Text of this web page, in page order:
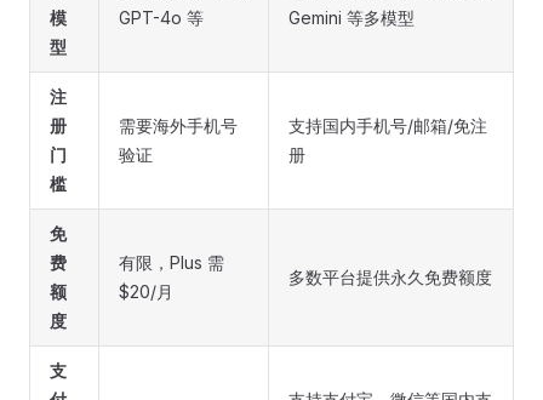
模
型
GPT-4o 等
Gemini 等多模型
注
册
门
槛
需要海外手机号
验证
支持国内手机号/邮箱/免注
册
免
费
额
度
有限，Plus 需
$20/月
多数平台提供永久免费额度
支